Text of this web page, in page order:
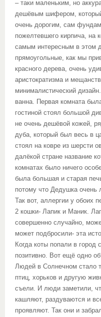
– таки маленьким, но
дешёвым шифером,
очень дорогим, сам
пожелтевшего кирпича, на
самым интересным в этом
прямоугольные, как мы
красного дерева, очень
аристократизма и
минималистический
ванна. Первая комната
гостиной стоял большой
не очень дешёвой кожей,
дуба, который был весь в
стоял на ковре из шерсти
далёкой стране название
комнатах было ничего
была большая и старая
потому что Дедушка очень
Так вот, аллергии у обоих
2 кошки- Лапик и Маник.
совершенно случайно,
может подбросили- эта
Когда коты попали в город
позитивно. Вот ещё одно
Людей в Солнечном стало
птиц, хорьков и другую
съели. И люди заметили,
кашляют, раздуваются и
проявляют. Так они и